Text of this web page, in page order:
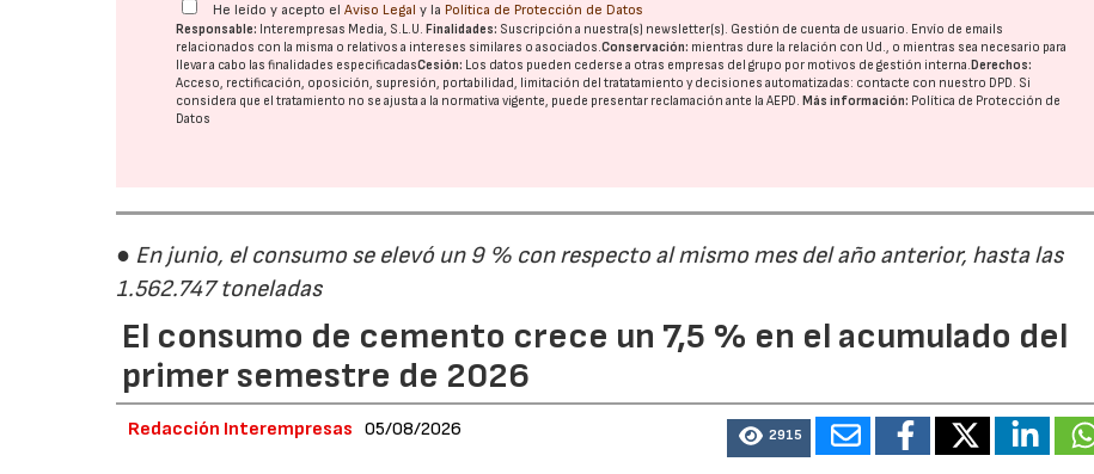
He leído y acepto elAviso Legal y la Política de Protección de Datos
Responsable: Interempresas Media, S.L.U. Finalidades: Suscripción a nuestra(s) newsletter(s). Gestión de cuenta de usuario. Envío de emails
relacionados con la misma o relativos a intereses similares o asociados.Conservación: mientras dure la relación con Ud., o mientras sea necesario para
llevar a cabo las finalidades especificadasCesión: Los datos pueden cederse a otras empresas del grupo por motivos de gestión interna. Derechos:
Acceso, rectificación, oposición, supresión, portabilidad, limitación del tratatamiento y decisiones automatizadas: contacte con nuestro DPD. Si
considera que el tratamiento no se ajusta a la normativa vigente, puede presentar reclamación ante laAEPD. Más información: Política de Protección de
Datos
● En junio, el consumo se elevó un 9 % con respecto al mismo mes del año anterior, hasta las
1.562.747 toneladas
El consumo de cemento crece un 7,5 % en el acumulado del
primer semestre de 2026
Redacción Interempresas 05/08/2026 2915